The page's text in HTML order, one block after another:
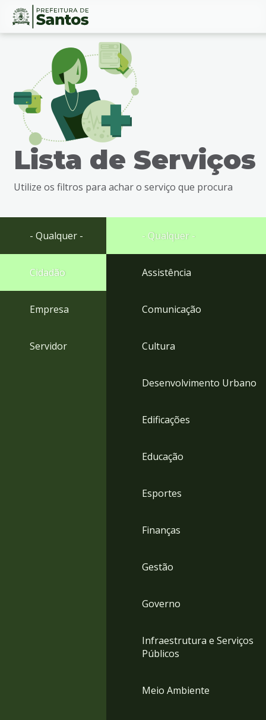
Ir
busca
Ir
rodapé
Conteúdo
Lista de Serviços
Utilize os filtros para achar o serviço que procura
- Qualquer -
Cidadão
Empresa
Servidor
- Qualquer -
Assistência
Comunicação
Cultura
Desenvolvimento Urbano
Edificações
Educação
Esportes
Finanças
Gestão
Governo
Infraestrutura e Serviços
Públicos
Meio Ambiente